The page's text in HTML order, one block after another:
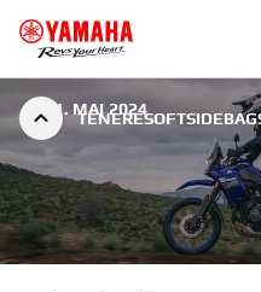
31. MAI 2024